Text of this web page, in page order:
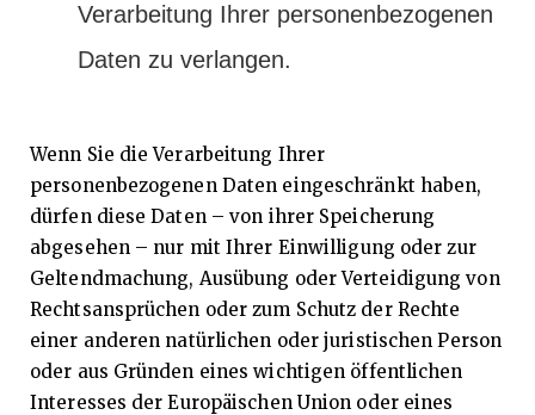
Verarbeitung Ihrer personenbezogenen
Daten zu verlangen.
Wenn Sie die Verarbeitung Ihrer
personenbezogenen Daten eingeschränkt haben,
dürfen diese Daten – von ihrer Speicherung
abgesehen – nur mit Ihrer Einwilligung oder zur
Geltendmachung, Ausübung oder Verteidigung von
Rechtsansprüchen oder zum Schutz der Rechte
einer anderen natürlichen oder juristischen Person
oder aus Gründen eines wichtigen öffentlichen
Interesses der Europäischen Union oder eines